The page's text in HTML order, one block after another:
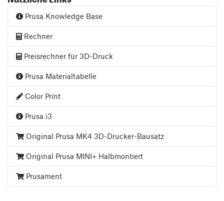
Prusa Knowledge Base
Rechner
Preisrechner für 3D-Druck
Prusa Materialtabelle
Color Print
Prusa i3
Original Prusa MK4 3D-Drucker-Bausatz
Original Prusa MINI+ Halbmontiert
Prusament